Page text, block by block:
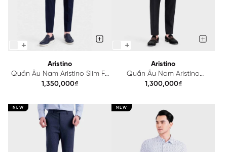
Aristino
Quần Âu Nam Aristino Slim Fit
ATR204S0H2
1,350,000₫
Aristino
Quần Âu Nam Aristino
Regular Fit ATR203S0H2
1,300,000₫
NEW NEW